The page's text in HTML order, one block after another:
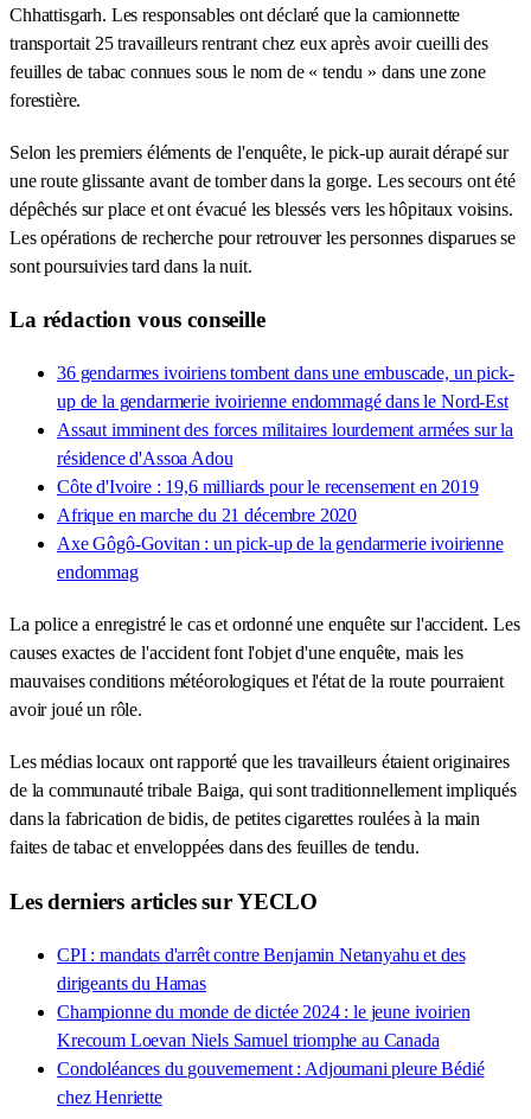
Chhattisgarh. Les responsables ont déclaré que la camionnette
transportait 25 travailleurs rentrant chez eux après avoir cueilli des
feuilles de tabac connues sous le nom de « tendu » dans une zone
forestière.
Selon les premiers éléments de l'enquête, le pick-up aurait dérapé sur
une route glissante avant de tomber dans la gorge. Les secours ont été
dépêchés sur place et ont évacué les blessés vers les hôpitaux voisins.
Les opérations de recherche pour retrouver les personnes disparues se
sont poursuivies tard dans la nuit.
La rédaction vous conseille
36 gendarmes ivoiriens tombent dans une embuscade, un pick-
up de la gendarmerie ivoirienne endommagé dans le Nord-Est
Assaut imminent des forces militaires lourdement armées sur la
résidence d'Assoa Adou
Côte d'Ivoire : 19,6 milliards pour le recensement en 2019
Afrique en marche du 21 décembre 2020
Axe Gôgô-Govitan : un pick-up de la gendarmerie ivoirienne
endommag
La police a enregistré le cas et ordonné une enquête sur l'accident. Les
causes exactes de l'accident font l'objet d'une enquête, mais les
mauvaises conditions météorologiques et l'état de la route pourraient
avoir joué un rôle.
Les médias locaux ont rapporté que les travailleurs étaient originaires
de la communauté tribale Baiga, qui sont traditionnellement impliqués
dans la fabrication de bidis, de petites cigarettes roulées à la main
faites de tabac et enveloppées dans des feuilles de tendu.
Les derniers articles sur YECLO
CPI : mandats d'arrêt contre Benjamin Netanyahu et des
dirigeants du Hamas
Championne du monde de dictée 2024 : le jeune ivoirien
Krecoum Loevan Niels Samuel triomphe au Canada
Condoléances du gouvernement : Adjoumani pleure Bédié
chez Henriette